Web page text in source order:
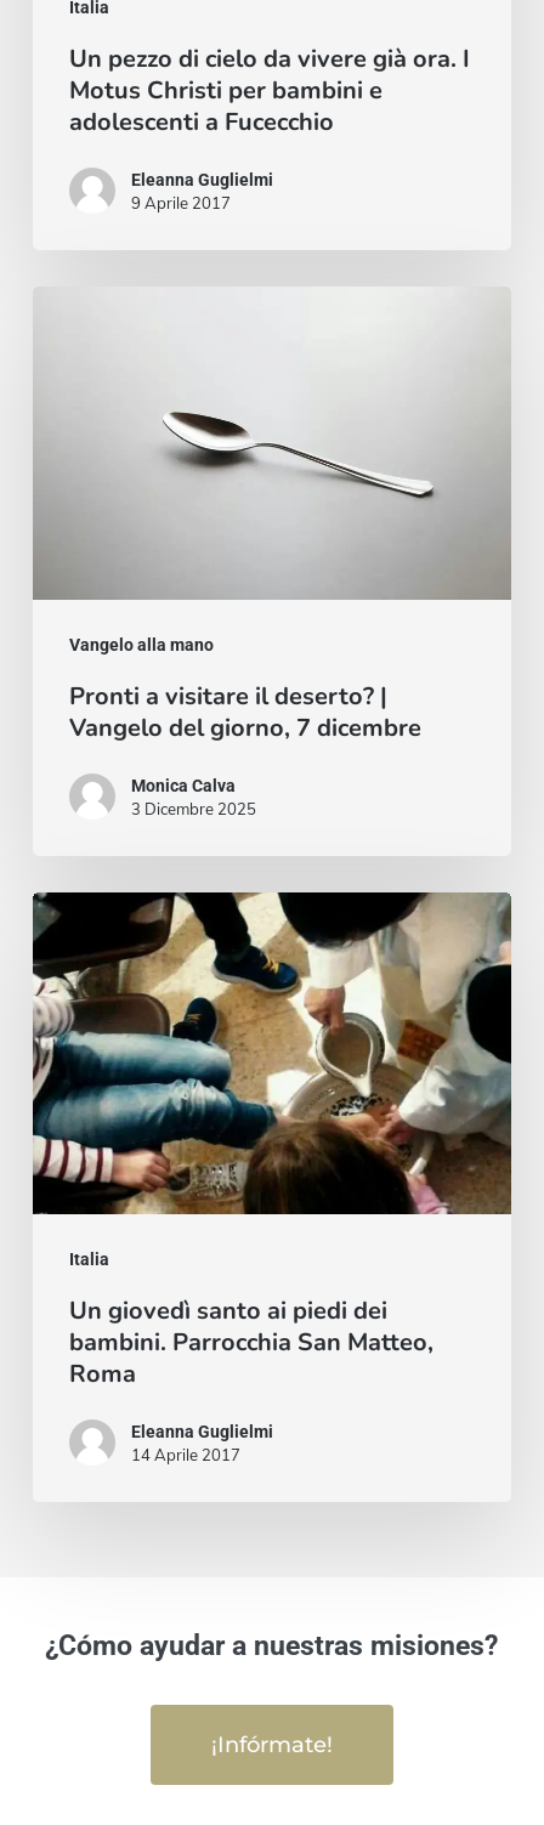
Italia
Motus
Christi
bambini
adolescenti
Un pezzo di cielo da vivere già ora. I
Motus Christi per bambini e
adolescenti a Fucecchio
Eleanna Guglielmi
9 Aprile 2017
Vangelo alla mano
dicembre
Pronti a visitare il deserto? |
Vangelo del giorno, 7 dicembre
Monica Calva
3 Dicembre 2025
Italia
Un
giovedì
santo
ai
piedi
dei
bambini.
Parrocchia
San
Matteo,
RomaUn giovedì santo ai piedi dei
bambini. Parrocchia San Matteo,
Roma
Eleanna Guglielmi
14 Aprile 2017
¿Cómo ayudar a nuestras misiones?
¡Infórmate!